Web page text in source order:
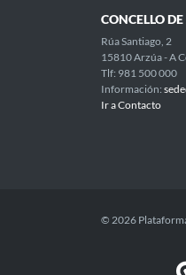
CONCELLO
Rúa Santiago, 2
15810 Arzúa - A
Tlf: 981 500 000
Información:
Ir a Contacto
© 2026